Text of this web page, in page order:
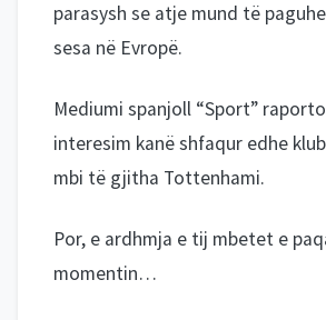
parasysh se atje mund të
sesa në Evropë.
Mediumi spanjoll “Sport”
interesim kanë shfaqur edhe
mbi të gjitha Tottenhami.
Por, e ardhmja e tij mbetet e
momentin…